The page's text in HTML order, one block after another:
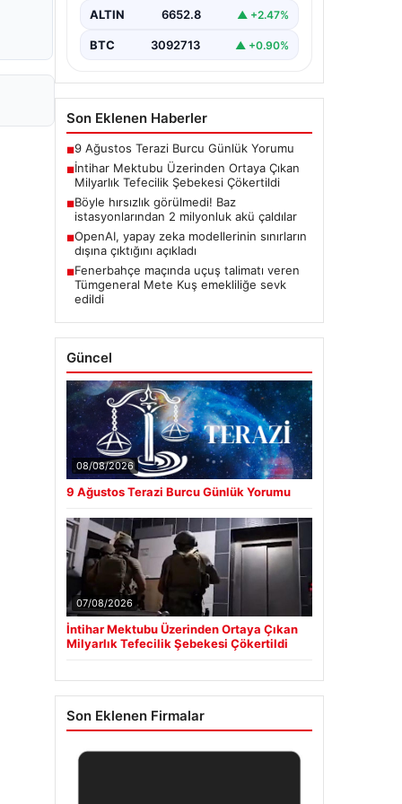
sonucu, büyük çaplı…
ALTIN 6652.8 ▲ +2.47%
BTC 3092713 ▲ +0.90%
Son Eklenen Haberler
■9 Ağustos Terazi Burcu Günlük Yorumu
■İntihar Mektubu Üzerinden Ortaya Çıkan
Milyarlık Tefecilik Şebekesi Çökertildi
■Böyle hırsızlık görülmedi! Baz
istasyonlarından 2 milyonluk akü çaldılar
■OpenAI, yapay zeka modellerinin sınırların
dışına çıktığını açıkladı
■Fenerbahçe maçında uçuş talimatı veren
Tümgeneral Mete Kuş emekliliğe sevk
edildi
Güncel
08/08/2026
9 Ağustos Terazi Burcu Günlük Yorumu
07/08/2026
İntihar Mektubu Üzerinden Ortaya Çıkan
Milyarlık Tefecilik Şebekesi Çökertildi
Son Eklenen Firmalar